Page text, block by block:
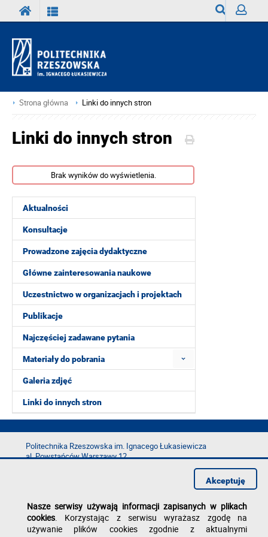
Strona główna Linki do innych stron
Aktualności
Konsultacje
Prowadzone zajęcia dydaktyczne
Główne zainteresowania naukowe
Uczestnictwo w organizacjach i projektach
Publikacje
Najczęściej zadawane pytania
Materiały do pobrania
Galeria zdjęć
Linki do innych stron
Linki do innych stron
Brak wyników do wyświetlenia.
Politechnika Rzeszowska im. Ignacego Łukasiewicza
al. Powstańców Warszawy 12
e-mail:kancelaria@prz.edu.pl
Deklaracja dostępności
Nasze serwisy używają informacji zapisanych w plikach
cookies. Korzystając z serwisu wyrażasz zgodę na
używanie plików cookies zgodnie z aktualnymi
Akceptuję